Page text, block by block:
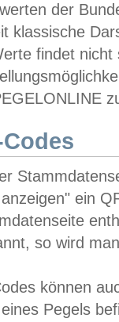
der
klassische
findet
ein
so wird
können
Pegels